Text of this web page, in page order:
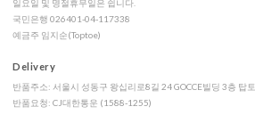
일요일 및 명절휴무일은 쉽니다.
국민은행 026401-04-117338
예금주 임지순(Toptoe)
Delivery
반품주소: 서울시 성동구 왕십리로8길 24 GOCCE빌딩 3층 탑토
반품요청: CJ대한통운 (1588-1255)